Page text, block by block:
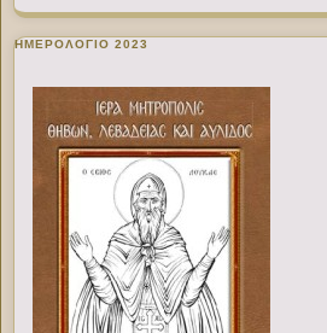
ΗΜΕΡΟΛΟΓΙΟ 2023